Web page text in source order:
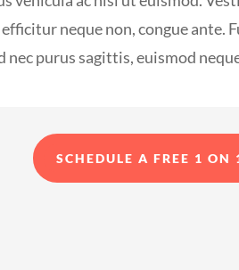
neque non, congue ante.
nec purus sagittis, euismod
SCHEDULE A FREE 1 ON